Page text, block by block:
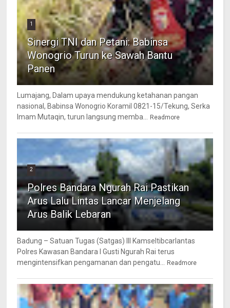
1
Sinergi TNI dan Petani: Babinsa
Wonogrio Turun ke Sawah Bantu
Panen
Lumajang, Dalam upaya mendukung ketahanan pangan
nasional, Babinsa Wonogrio Koramil 0821-15/Tekung, Serka
Imam Mutaqin, turun langsung memba...
Readmore
2
Polres Bandara Ngurah Rai Pastikan
Arus Lalu Lintas Lancar Menjelang
Arus Balik Lebaran
Badung – Satuan Tugas (Satgas) III Kamseltibcarlantas
Polres Kawasan Bandara I Gusti Ngurah Rai terus
mengintensifkan pengamanan dan pengatu...
Readmore